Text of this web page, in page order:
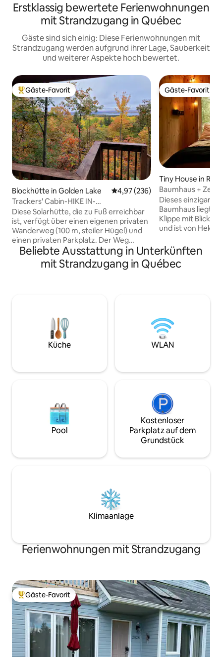
Erstklassig bewertete Ferienwohnungen
mit Strandzugang in Québec
Gäste sind sich einig: Diese Ferienwohnungen mit
Strandzugang werden aufgrund ihrer Lage, Sauberkeit
und weiterer Aspekte hoch bewertet.
Beliebter Gäste-Favorit.
Gäste-Favorit
Blockhütte in Golden Lake Durchschnittliche Bewertung:
4,97 (236)
Trackers' Cabin-HIKE IN-
Haustierfreundlich-Keine Nachbarn
Diese Solarhütte, die zu Fuß erreichbar
ist, verfügt über einen eigenen privaten
Wanderweg (100 m, steiler Hügel) und
einen privaten Parkplatz. Der Weg
schlängelt sich hinauf zu deinem
privaten Aussichtspunkt mit Blick auf
den Golden Lake. Du wirst dich an
sind ein Propan-Kamin, ein Queensize-
Etagenbett, ein Grill, eine überdachte
Terrasse, ein Picknicktisch und eine
Feuerstelle. DU MÖCHTEST KEINE
Website findest du Pakete: Ausrüstung,
Gäste-Favorit
Gäste-Favorit
Tiny House in
Baumhaus +
Dieses
Baumhaus liegt
Klippe mit Blick
und ist von
Entworfen für
und Ruhe, ist es
abzuschalten,
Marshmallows
euch in eurer
genießt
Beliebte Ausstattung in Unterkünften
mit Strandzugang in Québec
Küche WLAN
Pool
Kostenloser
Parkplatz auf dem
Grundstück
Klimaanlage
Ferienwohnungen mit Strandzugang
Beliebter Gäste-Favorit.
Gäste-Favorit